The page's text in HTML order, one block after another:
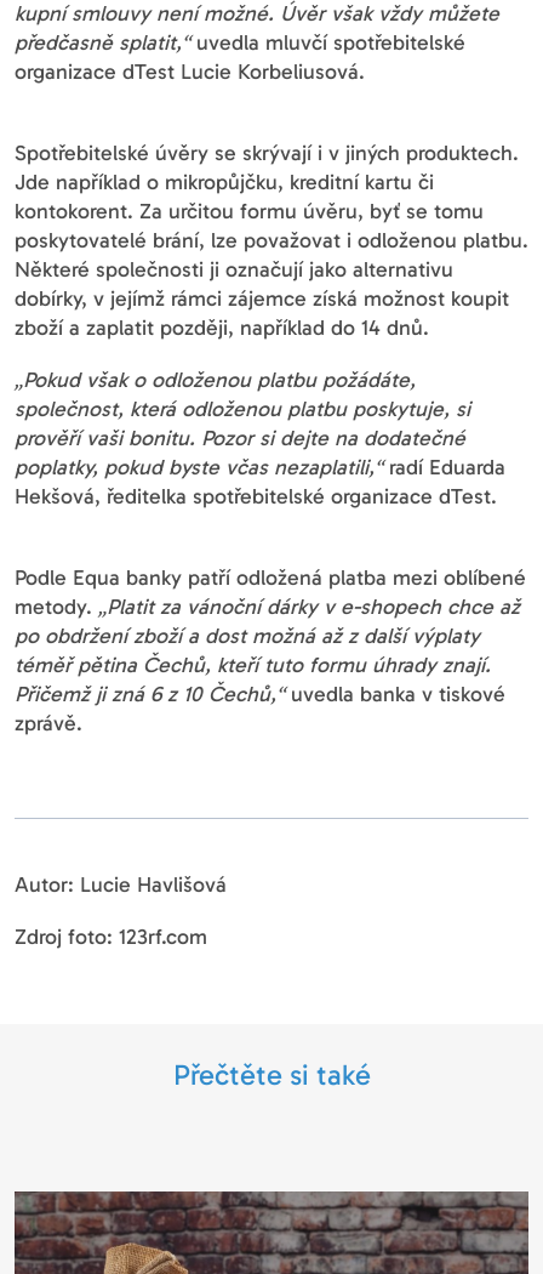
kupní smlouvy není možné. Úvěr však vždy můžete
předčasně splatit,“uvedla mluvčí spotřebitelské
organizace dTest Lucie Korbeliusová.
Spotřebitelské úvěry se skrývají i v jiných produktech.
Jde například o mikropůjčku, kreditní kartu či
kontokorent. Za určitou formu úvěru, byť se tomu
poskytovatelé brání, lze považovat i odloženou platbu.
Některé společnosti ji označují jako alternativu
dobírky, v jejímž rámci zájemce získá možnost koupit
zboží a zaplatit později, například do 14 dnů.
„Pokud však o odloženou platbu požádáte,
společnost, která odloženou platbu poskytuje, si
prověří vaši bonitu. Pozor si dejte na dodatečné
poplatky, pokud byste včas nezaplatili,“radí Eduarda
Hekšová, ředitelka spotřebitelské organizace dTest.
Podle Equa banky patří odložená platba mezi oblíbené
metody. „Platit za vánoční dárky v e-shopech chce až
po obdržení zboží a dost možná až z další výplaty
téměř pětina Čechů, kteří tuto formu úhrady znají.
Přičemž ji zná 6 z 10 Čechů,“uvedla banka v tiskové
zprávě.
Autor: Lucie Havlišová
Zdroj foto: 123rf.com
Přečtěte si také